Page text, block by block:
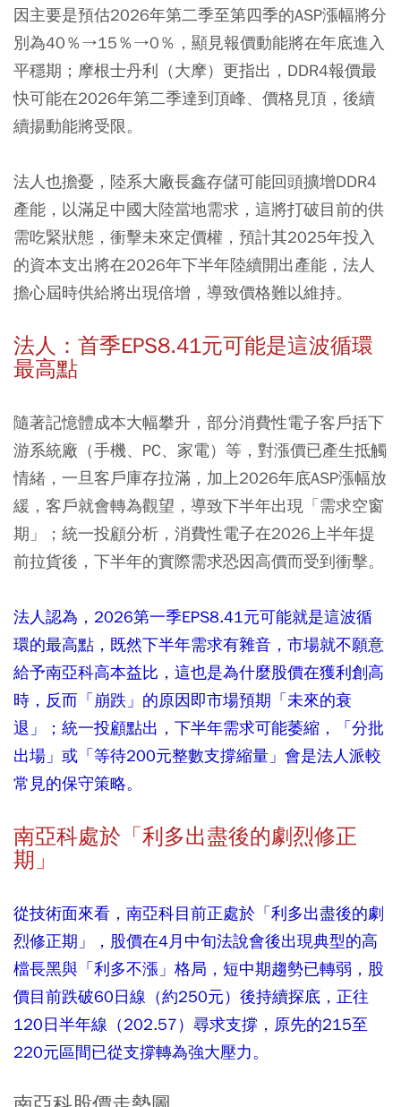
因主要是預估2026年第二季至第四季的ASP漲幅將分
別為40％→15％→0％，顯見報價動能將在年底進入
平穩期；摩根士丹利（大摩）更指出，DDR4報價最
快可能在2026年第二季達到頂峰、價格見頂，後續
續揚動能將受限。
法人也擔憂，陸系大廠長鑫存儲可能回頭擴增DDR4
產能，以滿足中國大陸當地需求，這將打破目前的供
需吃緊狀態，衝擊未來定價權，預計其2025年投入
的資本支出將在2026年下半年陸續開出產能，法人
擔心屆時供給將出現倍增，導致價格難以維持。
法人：首季EPS8.41元可能是這波循環
最高點
隨著記憶體成本大幅攀升，部分消費性電子客戶括下
游系統廠（手機、PC、家電）等，對漲價已產生抵觸
情緒，一旦客戶庫存拉滿，加上2026年底ASP漲幅放
緩，客戶就會轉為觀望，導致下半年出現「需求空窗
期」；統一投顧分析，消費性電子在2026上半年提
前拉貨後，下半年的實際需求恐因高價而受到衝擊。
法人認為，2026第一季EPS8.41元可能就是這波循
環的最高點，既然下半年需求有雜音，市場就不願意
給予南亞科高本益比，這也是為什麼股價在獲利創高
時，反而「崩跌」的原因即市場預期「未來的衰
退」；統一投顧點出，下半年需求可能萎縮，「分批
出場」或「等待200元整數支撐縮量」會是法人派較
常見的保守策略。
南亞科處於「利多出盡後的劇烈修正
期」
從技術面來看，南亞科目前正處於「利多出盡後的劇
烈修正期」，股價在4月中旬法說會後出現典型的高
檔長黑與「利多不漲」格局，短中期趨勢已轉弱，股
價目前跌破60日線（約250元）後持續探底，正往
120日半年線（202.57）尋求支撐，原先的215至
220元區間已從支撐轉為強大壓力。